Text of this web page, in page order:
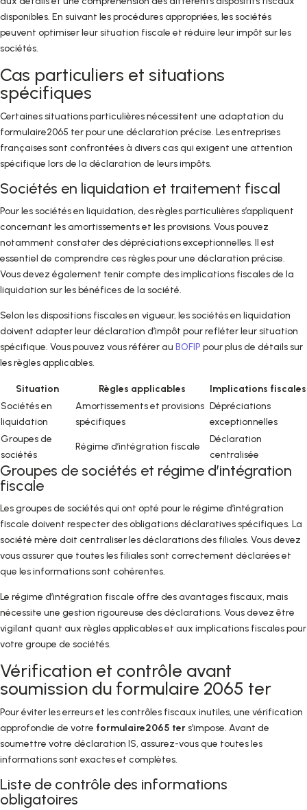
disponibles. En suivant les procédures appropriées, les sociétés
peuvent optimiser leur situation fiscale et réduire leur impôt sur les
sociétés.
Cas particuliers et situations
spécifiques
Certaines situations particulières nécessitent une adaptation du
formulaire2065 ter pour une déclaration précise. Les entreprises
françaises sont confrontées à divers cas qui exigent une attention
spécifique lors de la déclaration de leurs impôts.
Sociétés en liquidation et traitement fiscal
Pour les sociétés en liquidation, des règles particulières s’appliquent
concernant les amortissements et les provisions. Vous pouvez
notamment constater des dépréciations exceptionnelles. Il est
essentiel de comprendre ces règles pour une déclaration précise.
Vous devez également tenir compte des implications fiscales de la
liquidation sur les bénéfices de la société.
Selon les dispositions fiscales en vigueur, les sociétés en liquidation
doivent adapter leur déclaration d’impôt pour refléter leur situation
spécifique. Vous pouvez vous référer au BOFIP pour plus de détails sur
les règles applicables.
Situation Règles applicables
Implications fiscales
Sociétés en
liquidation
Amortissements et provisions
spécifiques
Dépréciations
exceptionnelles
Groupes de
sociétés
Régime d’intégration fiscale
Déclaration
centralisée
Groupes de sociétés et régime d’intégration
fiscale
Les groupes de sociétés qui ont opté pour le régime d’intégration
fiscale doivent respecter des obligations déclaratives spécifiques. La
société mère doit centraliser les déclarations des filiales. Vous devez
vous assurer que toutes les filiales sont correctement déclarées et
que les informations sont cohérentes.
Le régime d’intégration fiscale offre des avantages fiscaux, mais
nécessite une gestion rigoureuse des déclarations. Vous devez être
vigilant quant aux règles applicables et aux implications fiscales pour
votre groupe de sociétés.
Vérification et contrôle avant
soumission du formulaire 2065 ter
Pour éviter les erreurs et les contrôles fiscaux inutiles, une vérification
approfondie de votre formulaire2065 ters’impose. Avant de
soumettre votre déclaration IS, assurez-vous que toutes les
informations sont exactes et complètes.
Liste de contrôle des informations
obligatoires